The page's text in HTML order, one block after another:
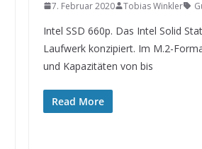
7. Februar 2020 Tobias Winkler
Intel SSD 660p. Das Intel Solid
Laufwerk konzipiert. Im M.2-
und Kapazitäten von bis
Read More